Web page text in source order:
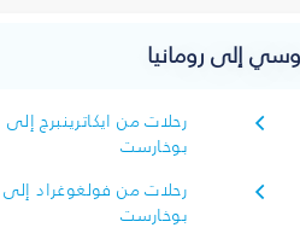
إلى رومانيا
رحلات من ايكاترينبرج إلى
بوخارست
رحلات من فولغوغراد إلى
بوخارست